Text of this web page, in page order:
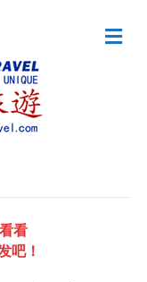
看
吧！
M
e